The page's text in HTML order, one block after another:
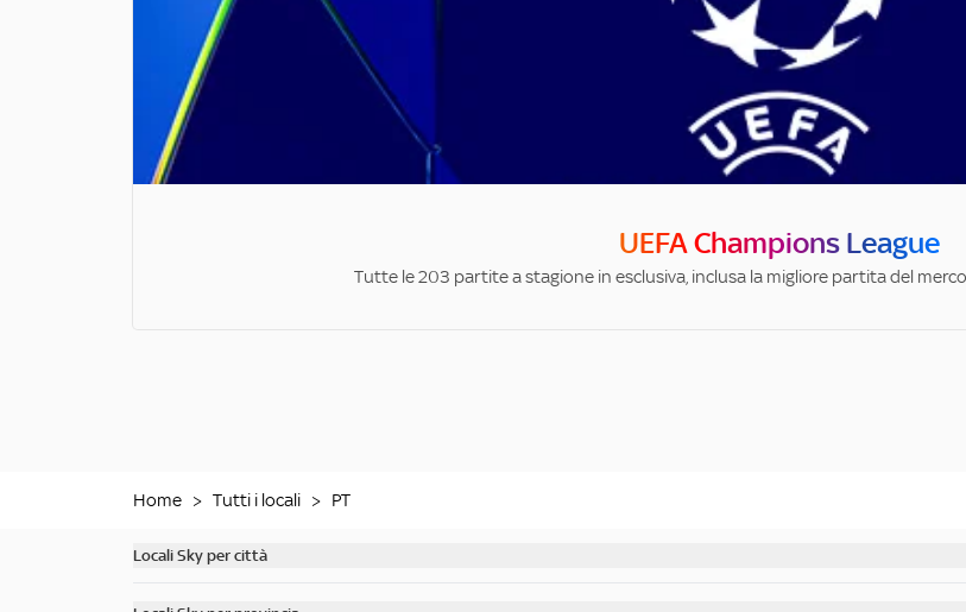
UEFA Champions League
Tutte le 203 partite a stagione in esclusiva, inclusa la migliore partita del
Home > Tutti i locali > PT
Locali Sky per città